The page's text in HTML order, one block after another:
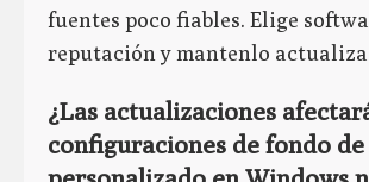
fuentes poco fiables. Elige
reputación y mantenlo
¿Las actualizaciones
configuraciones de fondo